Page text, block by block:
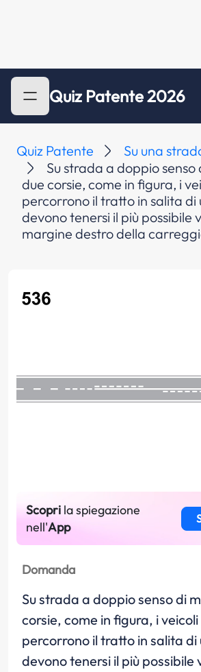
Quiz Patente 2026
Quiz Patente
Su una
Su strada a doppio
due corsie, come in figura, i
percorrono il tratto in salita di
devono tenersi il più possibile
margine destro della
Scopri la spiegazione
nell'App
Domanda
Su strada a doppio senso di
corsie, come in figura, i veicoli
percorrono il tratto in salita di
devono tenersi il più possibile